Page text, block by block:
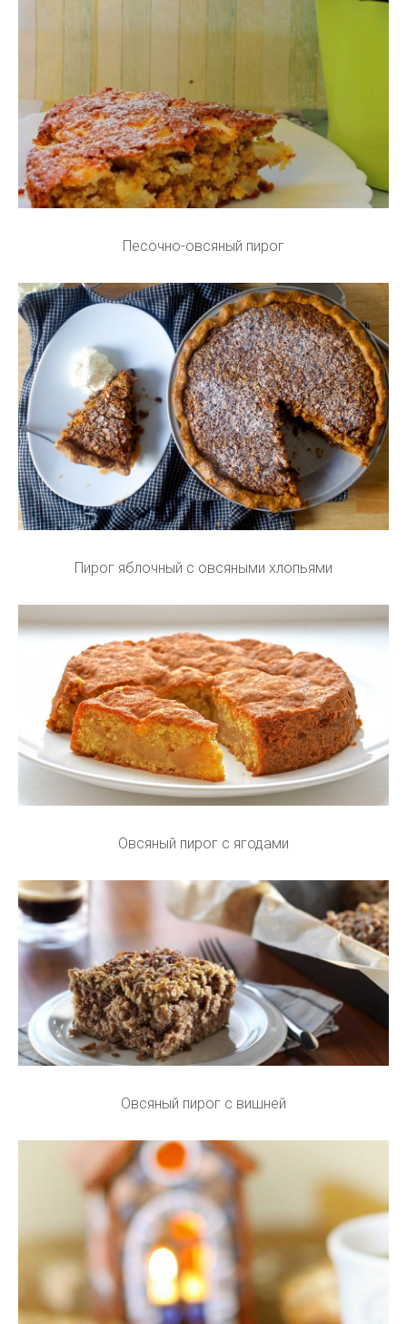
Песочно-овсяный пирог
Пирог яблочный с овсяными хлопьями
Овсяный пирог с ягодами
Овсяный пирог с вишней